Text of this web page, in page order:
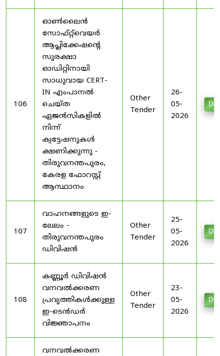
106
ഓൺലൈൻ
സോഫ്റ്റ്‌വെയർ
ആപ്ലിക്കേഷന്റെ
സുരക്ഷാ
ഓഡിറ്റിനായി
സാധുവായ CERT-
IN എംപാനൽ
ചെയ്ത
ഏജൻസികളിൽ
നിന്ന്
ക്വട്ടേഷനുകൾ
ക്ഷണിക്കുന്നു -
തിരുവനന്തപുരം,
കേരള ഫോറസ്റ്റ്
ആസ്ഥാനം
Other
Tender
26-
05-
2026
107
വാഹനങ്ങളുടെ ഇ-
ലേലം -
തിരുവനന്തപുരം
ഡിവിഷൻ
Other
Tender
25-
05-
2026
108
കണ്ണൂർ ഡിവിഷൻ
വനവൽക്കരണ
പ്രവൃത്തികൾക്കുള്ള
ഇ-ടെൻഡർ
വിജ്ഞാപനം
Other
Tender
23-
05-
2026
വനവൽക്കരണ